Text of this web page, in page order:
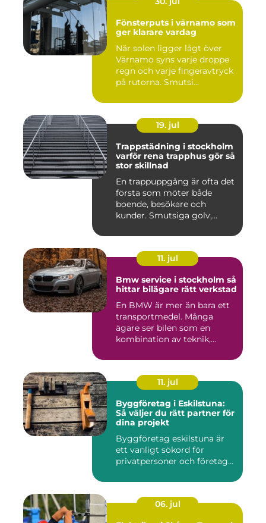
Fönsterputs i värnamo som
ger klarare vardag
När solen ligger lågt över
Värnamo syns varje droppe
regn och varje fingeravtryck
på rutorna. Smutsi...
19. jul
Trappstädning i stockholm
varför rena trapphus gör så
stor skillnad
En trappuppgång är ofta det
första som möter både
boende, besökare och
kunder. Smutsiga golv,
11. jul
Bmw service i stockholm så
hittar bilägare rätt verkstad
En BMW är mer än bara ett
transportmedel. Många
ägare ser bilen som en
kombination av teknik,
11. jul
Byggföretag i Eskilstuna:
Så väljer du rätt partner för
dina projekt
Byggföretag eskilstuna är
ett vanligt sökord för
privatpersoner och företag...
06. jul